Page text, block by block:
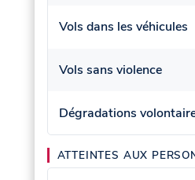
Vols dans les véhicules
Vols sans violence
Dégradations
ATTEINTES AUX